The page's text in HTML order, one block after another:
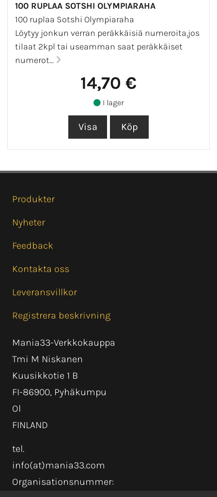
100 RUPLAA SOTSHI OLYMPIARAHA
100 ruplaa Sotshi Olympiaraha
Löytyy jonkun verran peräkkäisiä numeroita,jos
tilaat 2kpl tai useamman saat peräkkäiset
numerot...
14,70 €
I lager
Produkter
Nyheter
Feedback
Kontakta oss
Leveransvillkor
Registrera beskrivning
Mania33-Verkkokauppa
Tmi M Niskanen
Kuusikkotie 1 B
FI-86900, Pyhäkumpu
Ol
FINLAND
tel.
info(at)mania33.com
Organisationsnummer: